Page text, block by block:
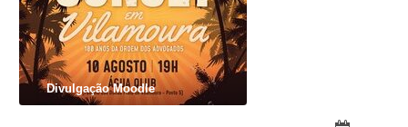
Divulgação Moodle